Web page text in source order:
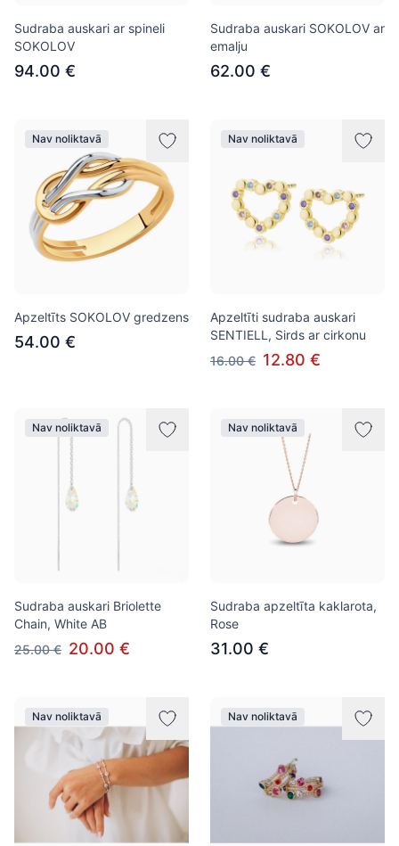
Sudraba auskari ar spineli
SOKOLOV
94.00 €
Sudraba auskari SOKOLOV ar
emalju
62.00 €
Nav noliktavā
Apzeltīts SOKOLOV gredzens
54.00 €
Nav noliktavā
Apzeltīti sudraba auskari
SENTIELL, Sirds ar cirkonu
16.00 € 12.80 €
Nav noliktavā
Sudraba auskari Briolette
Chain, White AB
25.00 € 20.00 €
Nav noliktavā
Sudraba apzeltīta kaklarota,
Rose
31.00 €
Nav noliktavā Nav noliktavā